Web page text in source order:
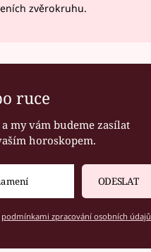
zvěrokruhu.
ruce
my vám budeme zasílat
horoskopem.
ODESLAT
podmínkami zpracování osobních údajů